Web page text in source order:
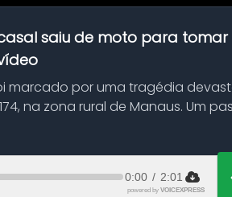
saiu de moto para
marcado por uma tragédia
na zona rural de Manaus. Um
0:00 / 2:01
powered by VOICEXPRESS